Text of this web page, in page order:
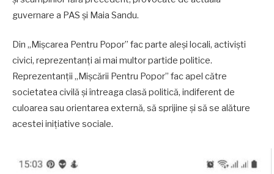
guvernare a PAS și Maia Sandu.
Din „Mișcarea Pentru Popor” fac parte aleși locali, activiști
civici, reprezentanți ai mai multor partide politice.
Reprezentanții „Mișcării Pentru Popor” fac apel către
societatea civilă și întreaga clasă politică, indiferent de
culoarea sau orientarea externă, să sprijine și să se alăture
acestei inițiative sociale.